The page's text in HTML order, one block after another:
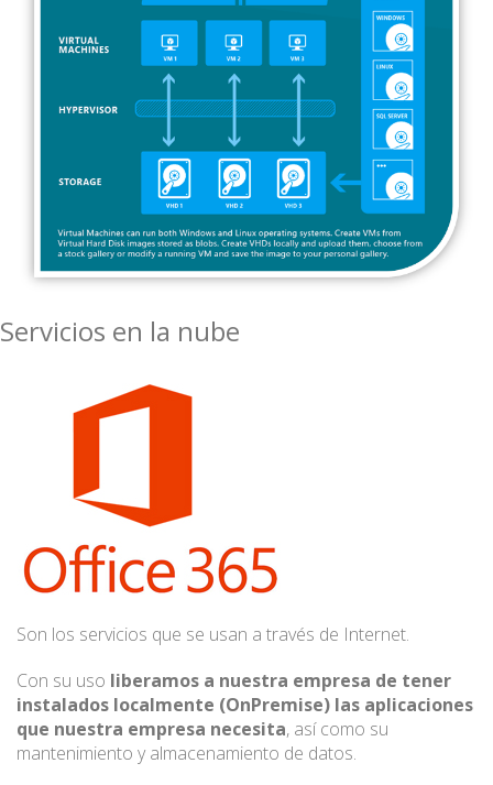
Servicios en la nube
Son los servicios que se usan a través de Internet.
Con su uso liberamos a nuestra empresa de tener
instalados localmente (OnPremise) las aplicaciones
que nuestra empresa necesita, así como su
mantenimiento y almacenamiento de datos.